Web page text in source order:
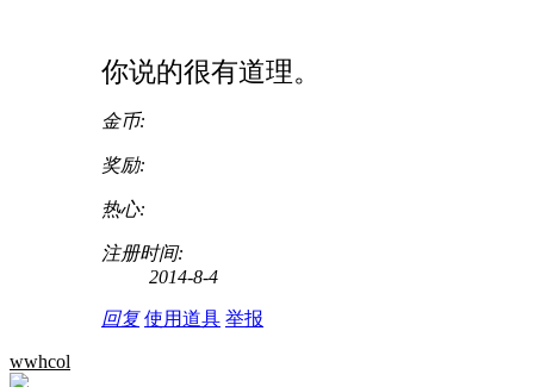
你说的很有道理。
金币:
奖励:
热心:
注册时间:
2014-8-4
回复 使用道具 举报
wwhcol